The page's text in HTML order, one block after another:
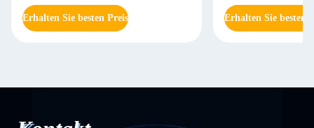
Erhalten Sie besten Preis Erhalten Sie besten